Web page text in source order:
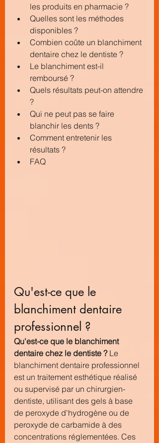
les produits en pharmacie ?
Quelles sont les méthodes
disponibles ?
Combien coûte un blanchiment
dentaire chez le dentiste ?
Le blanchiment est-il
remboursé ?
Quels résultats peut-on attendre
?
Qui ne peut pas se faire
blanchir les dents ?
Comment entretenir les
résultats ?
FAQ
Qu'est-ce que le
blanchiment dentaire
professionnel ?
Qu'est-ce que le blanchiment
dentaire chez le dentiste ? Le
blanchiment dentaire professionnel
est un traitement esthétique réalisé
ou supervisé par un chirurgien-
dentiste, utilisant des gels à base
de peroxyde d'hydrogène ou de
peroxyde de carbamide à des
concentrations réglementées. Ces